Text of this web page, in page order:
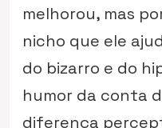
melhorou, mas
nicho que ele
do bizarro e do
humor da conta
diferença